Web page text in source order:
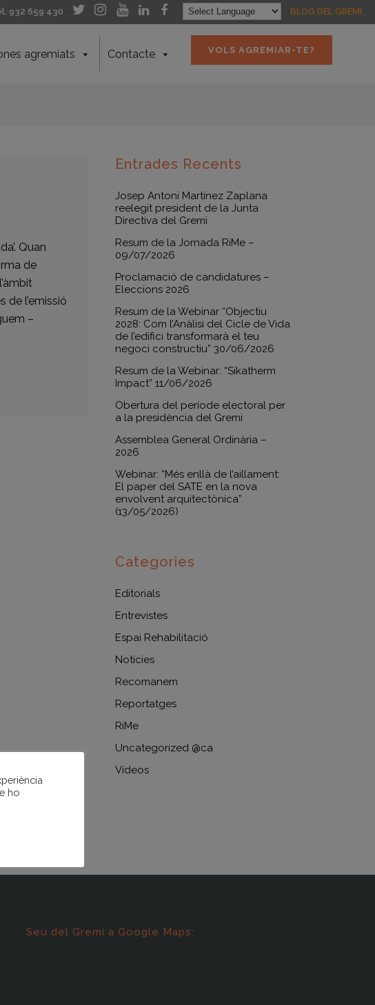
932 659 430 BLOG DEL GREMI
VOLS AGREMIAR-TE?
agremiats Contacte
Quan
de
de l’emissió
–
Entrades Recents
Josep Antoni Martínez Zaplana
reelegit president de la Junta
Directiva del Gremi
Resum de la Jornada RiMe –
09/07/2026
Proclamació de candidatures –
Eleccions 2026
Resum de la Webinar “Objectiu
2028: Com l’Anàlisi del Cicle de Vida
de l’edifici transformarà el teu
negoci constructiu” 30/06/2026
Resum de la Webinar: “Sikatherm
Impact” 11/06/2026
Obertura del període electoral per
a la presidència del Gremi
Assemblea General Ordinària –
2026
Webinar: “Més enllà de l’aillament:
El paper del SATE en la nova
envolvent arquitectònica”
(13/05/2026)
Categories
Editorials
Entrevistes
Espai Rehabilitació
Notícies
Recomanem
Reportatges
RiMe
Uncategorized @ca
Vídeos
Seu del Gremi a Google Maps:
ho